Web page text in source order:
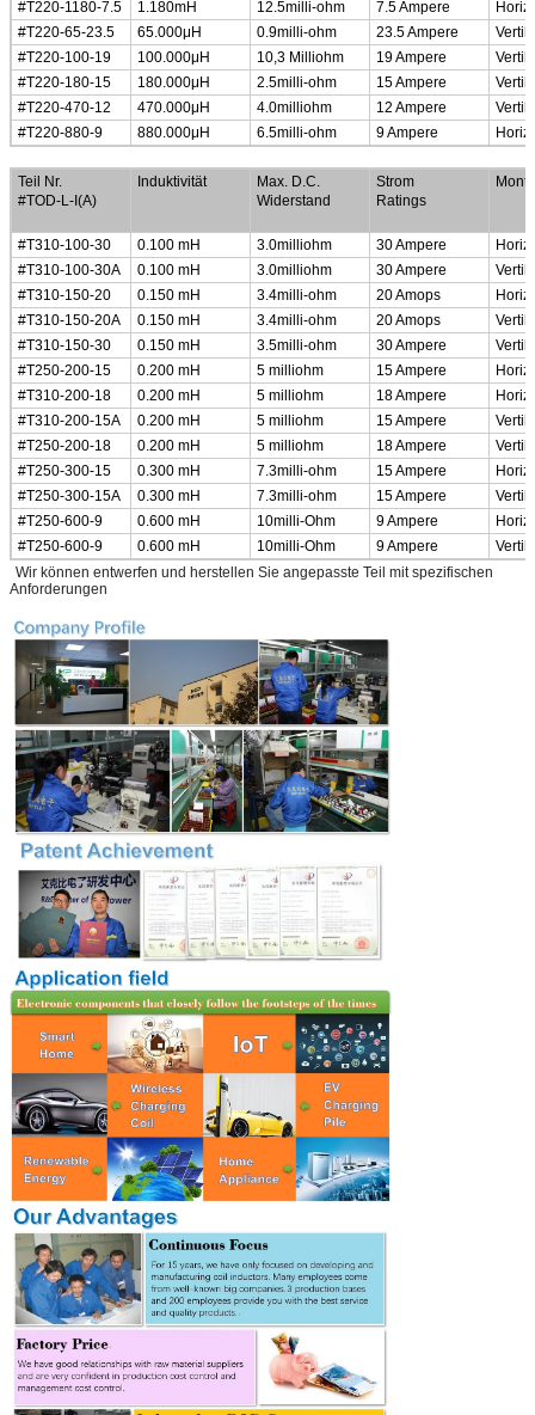
#T220-1180-7.5 1.180mH 12.5milli-ohm 7.5 Ampere
#T220-65-23.5
65.000μ H 0.9milli-ohm 23.5 Ampere
#T220-100-19
100.000μ H 10,3 Milliohm 19 Ampere
#T220-180-15
180.000μ H 2.5milli-ohm 15 Ampere
#T220-470-12
470.000μ H 4.0milliohm 12 Ampere
#T220-880-9
880.000μ H 6.5milli-ohm 9 Ampere
Teil Nr.
#TOD-L-I(A)
Induktivität
Max. D.C.
Widerstand
Strom
Ratings
#T310-100-30 0.100 mH 3.0milliohm 30 Ampere
#T310-100-30A
0.100 mH 3.0milliohm 30 Ampere
#T310-150-20
0.150 mH 3.4milli-ohm 20 Amops
#T310-150-20A
0.150 mH 3.4milli-ohm 20 Amops
#T310-150-30
0.150 mH 3.5milli-ohm 30 Ampere
#T250-200-15
0.200 mH 5 milliohm 15 Ampere
#T310-200-18
0.200 mH 5 milliohm 18 Ampere
#T310-200-15A
0.200 mH 5 milliohm 15 Ampere
#T250-200-18
0.200 mH 5 milliohm 18 Ampere
#T250-300-15
0.300 mH 7.3milli-ohm 15 Ampere
#T250-300-15A
0.300 mH 7.3milli-ohm 15 Ampere
#T250-600-9
0.600 mH 10milli-Ohm 9 Ampere
#T250-600-9
0.600 mH 10milli-Ohm 9 Ampere
Wir können entwerfen und herstellen Sie angepasste Teil mit spezifischen
Anforderungen